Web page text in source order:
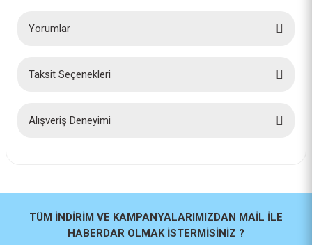
Yorumlar
Taksit Seçenekleri
Alışveriş Deneyimi
TÜM İNDİRİM VE KAMPANYALARIMIZDAN MAİL İLE
HABERDAR OLMAK İSTERMİSİNİZ ?